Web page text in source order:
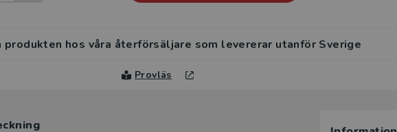
produkten hos våra återförsäljare som levererar utanför Sverige
Provläs